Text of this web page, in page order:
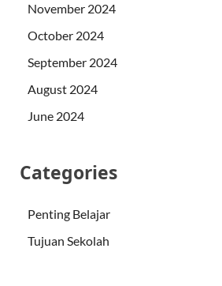
November 2024
October 2024
September 2024
August 2024
June 2024
Categories
Penting Belajar
Tujuan Sekolah